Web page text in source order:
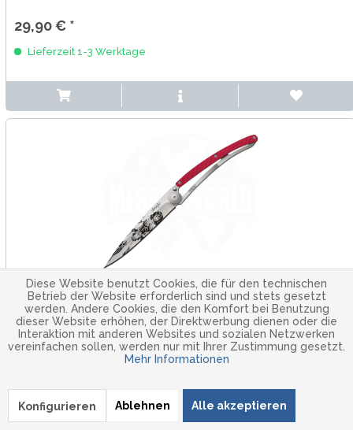
29,90 € *
Lieferzeit 1-3 Werktage
Deejo
Wonder Woman Aluminium Rot
Deejo 37g Aluminium Rot – Wonder Woman Edition,
Diese Website benutzt Cookies, die für den technischen
Betrieb der Website erforderlich sind und stets gesetzt
werden. Andere Cookies, die den Komfort bei Benutzung
dieser Website erhöhen, der Direktwerbung dienen oder die
Interaktion mit anderen Websites und sozialen Netzwerken
vereinfachen sollen, werden nur mit Ihrer Zustimmung gesetzt.
Mehr Informationen
Ablehnen Alle akzeptieren
Konfigurieren